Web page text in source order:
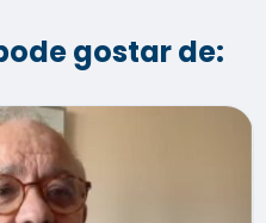
gostar de: